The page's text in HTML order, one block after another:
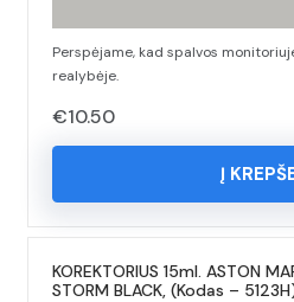
Perspėjame, kad spalvos
realybėje.
€10.50
Į
KOREKTORIUS 15ml. ASTON
STORM BLACK, (Kodas –